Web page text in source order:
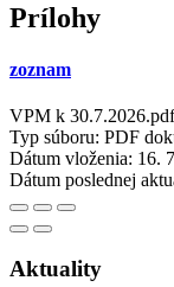
Prílohy
zoznam
VPM k 30.7.2026.pdf
Typ súboru: PDF
Dátum vloženia: 16.
Dátum poslednej
Aktuality